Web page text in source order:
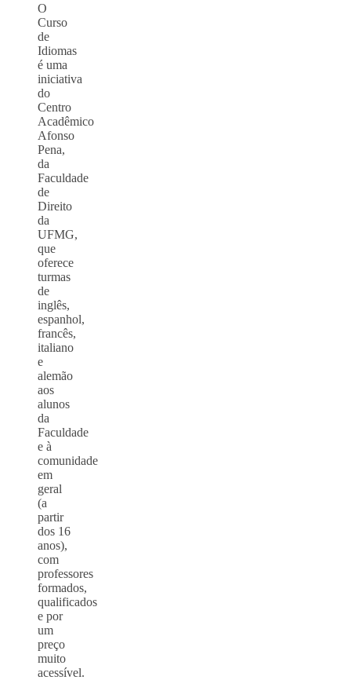
O
Curso
de
Idiomas
é uma
iniciativa
do
Centro
Acadêmico
Afonso
Pena,
da
Faculdade
de
Direito
da
UFMG,
que
oferece
turmas
de
inglês,
espanhol,
francês,
italiano
e
alemão
aos
alunos
da
Faculdade
e à
comunidade
em
geral
(a
partir
dos 16
anos),
com
professores
formados,
qualificados
e por
um
preço
muito
acessível.